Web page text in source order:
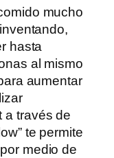
mucho
hasta
al mismo
aumentar
a través de
te permite
medio de